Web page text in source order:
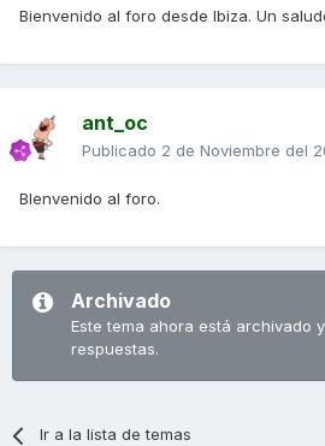
Bienvenido al foro desde Ibiza. Un
ant_oc
Publicado 2 de Noviembre del
BIenvenido al foro.
Archivado
Este tema ahora está archivado
respuestas.
Ir a la lista de temas